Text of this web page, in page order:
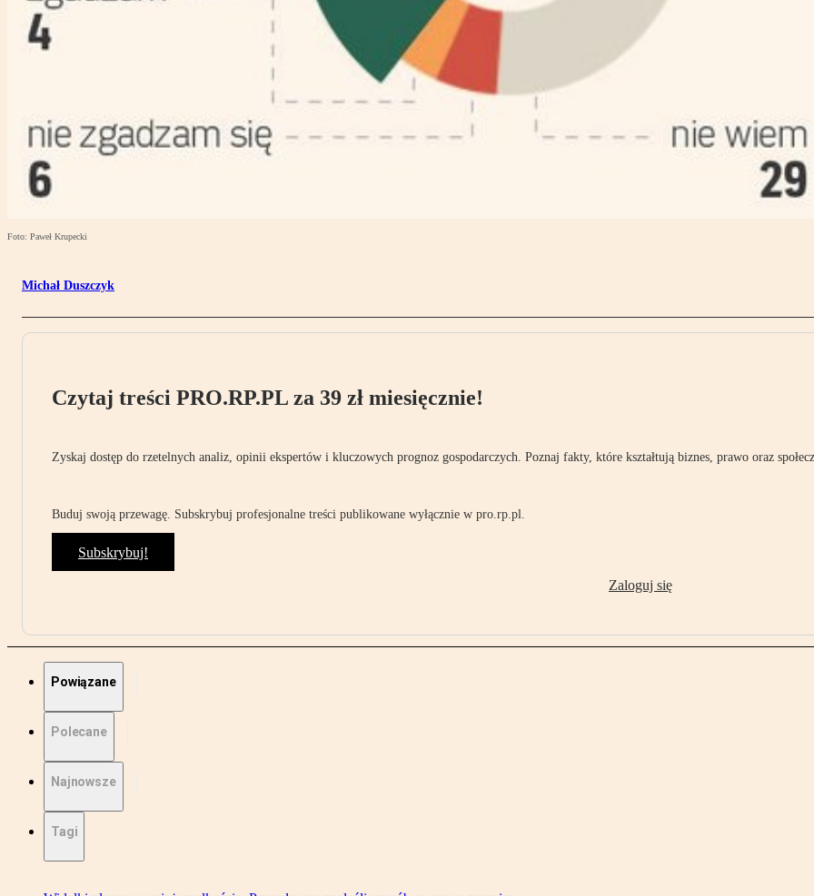
Foto: Paweł Krupecki
Michał Duszczyk
Czytaj treści PRO.RP.PL za 39 zł miesięcznie!
Zyskaj dostęp do rzetelnych analiz, opinii ekspertów i kluczowych prognoz gospodarczych. Poznaj fakty, które kształtują biznes, prawo oraz
Buduj swoją przewagę. Subskrybuj profesjonalne treści publikowane wyłącznie w pro.rp.pl.
Subskrybuj!
Zaloguj się
Powiązane
Polecane
Najnowsze
Tagi